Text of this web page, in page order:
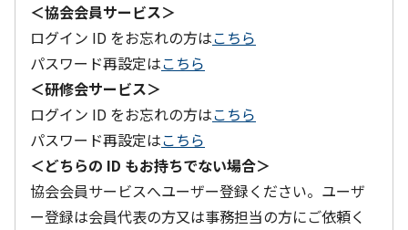
＜協会会員サービス＞
ログイン ID をお忘れの方はこちら
パスワード再設定はこちら
＜研修会サービス＞
ログイン ID をお忘れの方はこちら
パスワード再設定はこちら
＜どちらの ID もお持ちでない場合＞
協会会員サービスへユーザー登録ください。ユーザ
ー登録は会員代表の方又は事務担当の方にご依頼く